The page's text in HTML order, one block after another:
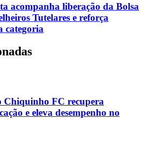
acompanha liberação da Bolsa
Tutelares e reforça
categoria
Chiquinho FC recupera
e eleva desempenho no